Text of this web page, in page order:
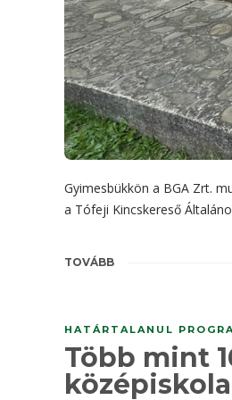
Gyimesbükkön a BGA Zrt.
a Tófeji Kincskereső
TOVÁBB
HATÁRTALANUL
Több mint